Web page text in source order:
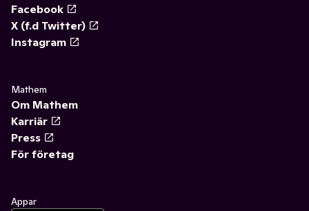
Facebook
X (f.d Twitter)
Instagram
Mathem
Om Mathem
Karriär
Press
För företag
Appar